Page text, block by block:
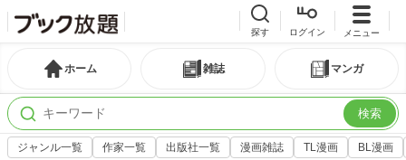
探す ログイン メニュー
ホーム 雑誌 マンガ
検索
ジャンル一覧 作家一覧 出版社一覧 漫画雑誌 TL漫画 BL漫画